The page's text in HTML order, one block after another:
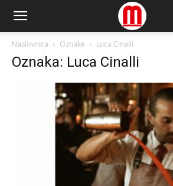
Naslovnica Oznake Luca Cinalli
Oznaka: Luca Cinalli